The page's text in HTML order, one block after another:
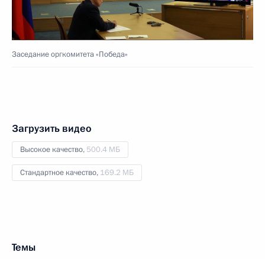
Заседание оргкомитета «Победа»
Загрузить видео
Высокое качество, 500.4 МБ
Стандартное качество, 169.2 МБ
Темы